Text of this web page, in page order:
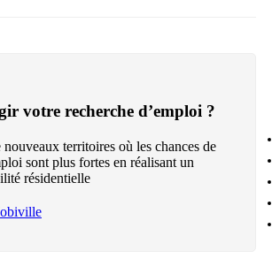
votre recherche d’emploi ?
territoires où les chances de
sont plus fortes en réalisant un
résidentielle